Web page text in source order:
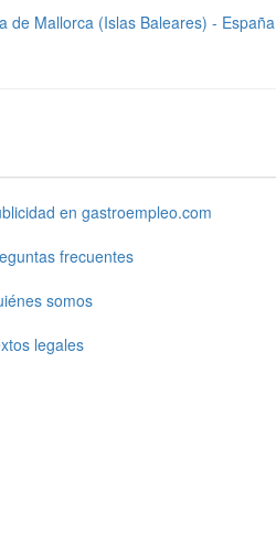
de Mallorca (Islas Baleares) - España
en gastroempleo.com
frecuentes
somos
legales